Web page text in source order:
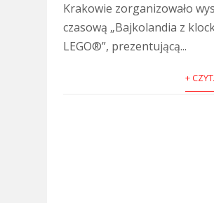
Krakowie zorganizowało
czasową „Bajkolandia z
LEGO®”, prezentującą...
+